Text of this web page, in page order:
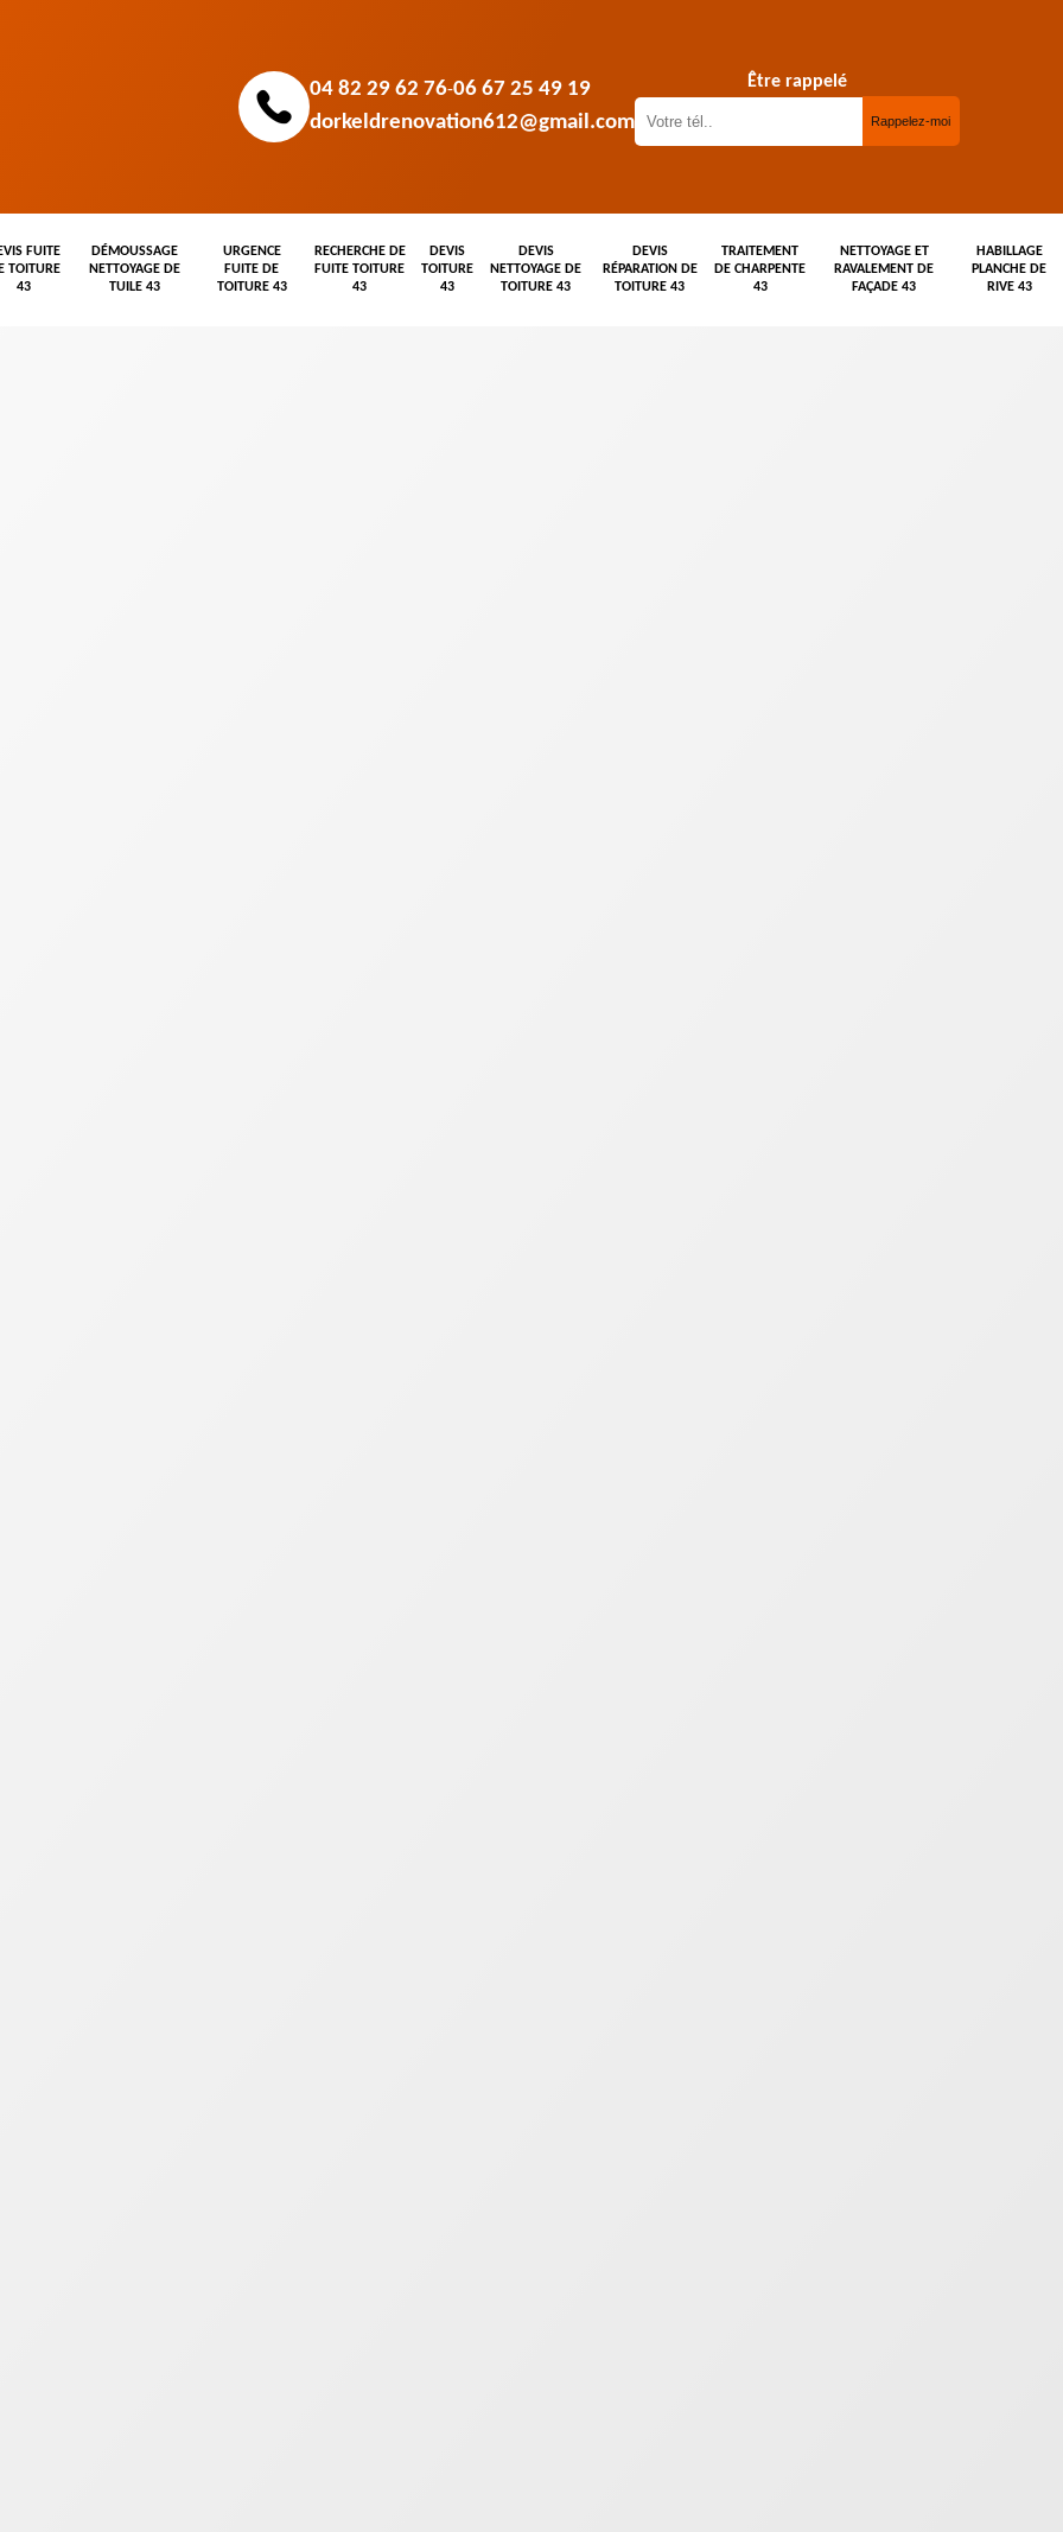
04 82 29 62 76-06 67 25 49 19
dorkeldrenovation612@gmail.com
Être rappelé
FUITE
TOITURE
43
DÉMOUSSAGE
NETTOYAGE DE
TUILE 43
URGENCE
FUITE DE
TOITURE 43
RECHERCHE DE
FUITE TOITURE
43
DEVIS
TOITURE
43
DEVIS
NETTOYAGE DE
TOITURE 43
DEVIS
RÉPARATION DE
TOITURE 43
TRAITEMENT
DE CHARPENTE
43
NETTOYAGE ET
RAVALEMENT DE
FAÇADE 43
HABILLAGE
PLANCHE DE
RIVE 43